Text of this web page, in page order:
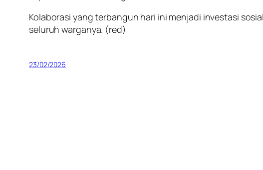
Kolaborasi yang terbangun hari ini menjadi investasi
seluruh warganya. (red)
23/02/2026